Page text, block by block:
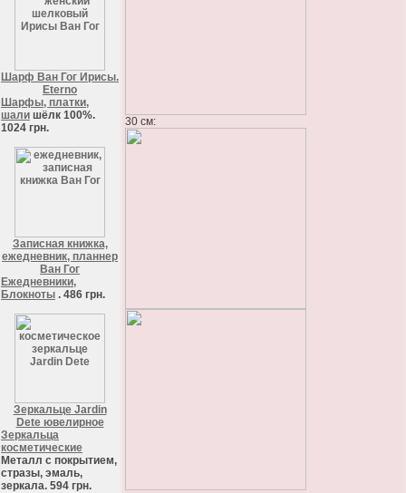
Шарф Ван Гог Ирисы.
Eterno
Шарфы, платки,
шали шёлк 100%.
1024 грн.
Записная книжка,
ежедневник, планнер
Ван Гог
Ежедневники,
Блокноты . 486 грн.
Зеркальце Jardin
Dete ювелирное
Зеркальца
косметические
Металл с покрытием,
стразы, эмаль,
зеркала. 594 грн.
30 см: